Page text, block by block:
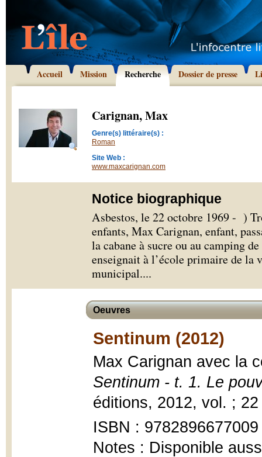
Accueil Mission Recherche Dossier de presse
Carignan, Max
Genre(s) littéraire(s) :
Roman
Site Web :
www.maxcarignan.com
Notice biographique
Asbestos, le 22 octobre 1969 - )
enfants, Max Carignan, enfant,
la cabane à sucre ou au camping
enseignait à l’école primaire de
municipal....
Oeuvres
Sentinum (2012)
Max Carignan avec la
Sentinum - t. 1. Le
éditions, 2012, vol. ;
ISBN : 9782896677009
Notes : Disponible